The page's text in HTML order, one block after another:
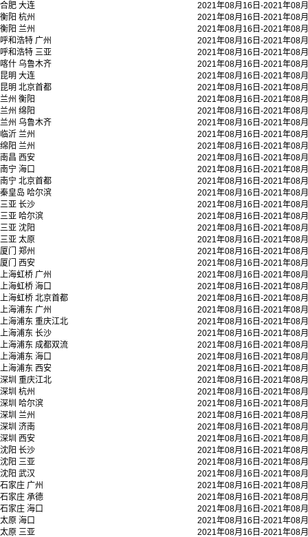
合肥 大连
2021年08月16日-2021年08
衡阳 杭州
2021年08月16日-2021年08
衡阳 兰州
2021年08月16日-2021年08
呼和浩特 广州
2021年08月16日-2021年08
呼和浩特 三亚
2021年08月16日-2021年08
喀什 乌鲁木齐
2021年08月16日-2021年08
昆明 大连
2021年08月16日-2021年08
昆明 北京首都
2021年08月16日-2021年08
兰州 衡阳
2021年08月16日-2021年08
兰州 绵阳
2021年08月16日-2021年08
兰州 乌鲁木齐
2021年08月16日-2021年08
临沂 兰州
2021年08月16日-2021年08
绵阳 兰州
2021年08月16日-2021年08
南昌 西安
2021年08月16日-2021年08
南宁 海口
2021年08月16日-2021年08
南宁 北京首都
2021年08月16日-2021年08
秦皇岛 哈尔滨
2021年08月16日-2021年08
三亚 长沙
2021年08月16日-2021年08
三亚 哈尔滨
2021年08月16日-2021年08
三亚 沈阳
2021年08月16日-2021年08
三亚 太原
2021年08月16日-2021年08
厦门
郑州
2021年08月16日-2021年08
厦门
西安
2021年08月16日-2021年08
上海虹桥 广州
2021年08月16日-2021年08
上海虹桥 海口
2021年08月16日-2021年08
上海虹桥 北京首都
2021年08月16日-2021年08
上海浦东 广州
2021年08月16日-2021年08
上海浦东 重庆江北
2021年08月16日-2021年08
上海浦东 长沙
2021年08月16日-2021年08
上海浦东 成都双流
2021年08月16日-2021年08
上海浦东 海口
2021年08月16日-2021年08
上海浦东 西安
2021年08月16日-2021年08
深圳 重庆江北
2021年08月16日-2021年08
深圳 杭州
2021年08月16日-2021年08
深圳 哈尔滨
2021年08月16日-2021年08
深圳 兰州
2021年08月16日-2021年08
深圳 济南
2021年08月16日-2021年08
深圳 西安
2021年08月16日-2021年08
沈阳 长沙
2021年08月16日-2021年08
沈阳 三亚
2021年08月16日-2021年08
沈阳 武汉
2021年08月16日-2021年08
石家庄 广州
2021年08月16日-2021年08
石家庄 承德
2021年08月16日-2021年08
石家庄 海口
2021年08月16日-2021年08
太原 海口
2021年08月16日-2021年08
太原 三亚 2021年08月16日-2021年08